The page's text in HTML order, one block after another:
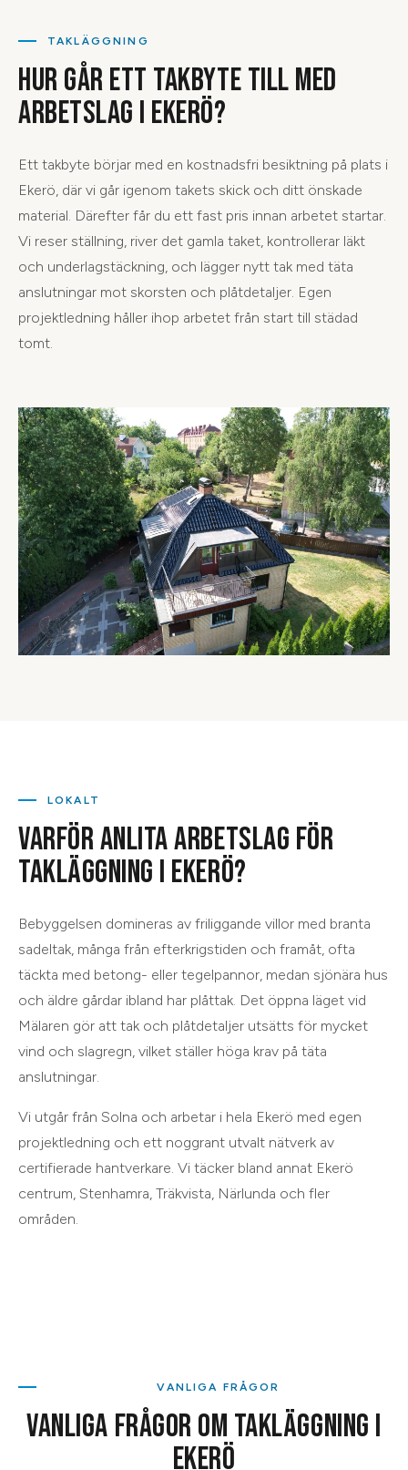
TAKLÄGGNING
HUR GÅR ETT TAKBYTE TILL MED
ARBETSLAG I EKERÖ?
Ett takbyte börjar med en kostnadsfri besiktning på plats i
Ekerö, där vi går igenom takets skick och ditt önskade
material. Därefter får du ett fast pris innan arbetet startar.
Vi reser ställning, river det gamla taket, kontrollerar läkt
och underlagstäckning, och lägger nytt tak med täta
anslutningar mot skorsten och plåtdetaljer. Egen
projektledning håller ihop arbetet från start till städad
tomt.
LOKALT
VARFÖR ANLITA ARBETSLAG FÖR
TAKLÄGGNING I EKERÖ?
Bebyggelsen domineras av friliggande villor med branta
sadeltak, många från efterkrigstiden och framåt, ofta
täckta med betong- eller tegelpannor, medan sjönära hus
och äldre gårdar ibland har plåttak. Det öppna läget vid
Mälaren gör att tak och plåtdetaljer utsätts för mycket
vind och slagregn, vilket ställer höga krav på täta
anslutningar.
Vi utgår från Solna och arbetar i hela Ekerö med egen
projektledning och ett noggrant utvalt nätverk av
certifierade hantverkare. Vi täcker bland annat Ekerö
centrum, Stenhamra, Träkvista, Närlunda och fler
områden
VANLIGA FRÅGOR
VANLIGA FRÅGOR OM TAKLÄGGNING I
EKERÖ